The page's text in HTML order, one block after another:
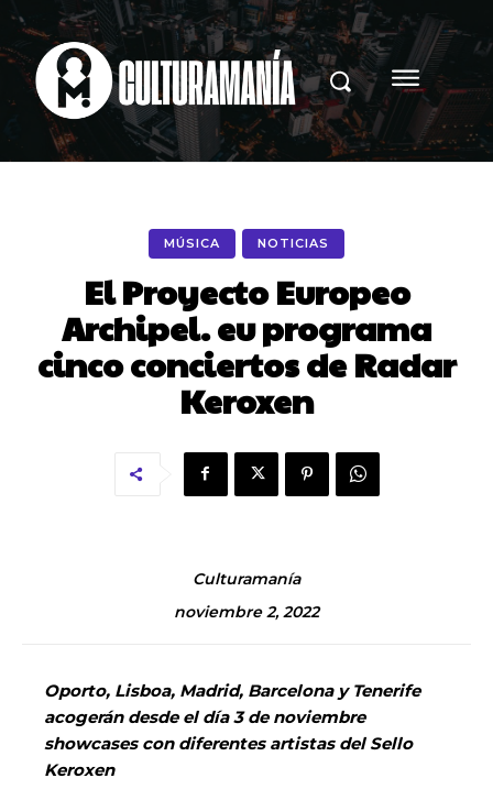
MÚSICA NOTICIAS
El Proyecto Europeo
Archipel. eu programa
cinco conciertos de Radar
Keroxen
Culturamanía
noviembre 2, 2022
Oporto, Lisboa, Madrid, Barcelona y Tenerife
acogerán desde el día 3 de noviembre
showcases con diferentes artistas del Sello
Keroxen